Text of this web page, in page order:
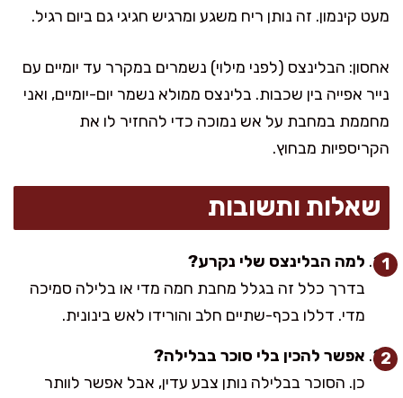
מעט קינמון. זה נותן ריח משגע ומרגיש חגיגי גם ביום רגיל.
אחסון: הבלינצס (לפני מילוי) נשמרים במקרר עד יומיים עם
נייר אפייה בין שכבות. בלינצס ממולא נשמר יום-יומיים, ואני
מחממת במחבת על אש נמוכה כדי להחזיר לו את
הקריספיות מבחוץ.
שאלות ותשובות
למה הבלינצס שלי נקרע?
בדרך כלל זה בגלל מחבת חמה מדי או בלילה סמיכה
מדי. דללו בכף-שתיים חלב והורידו לאש בינונית.
אפשר להכין בלי סוכר בבלילה?
כן. הסוכר בבלילה נותן צבע עדין, אבל אפשר לוותר